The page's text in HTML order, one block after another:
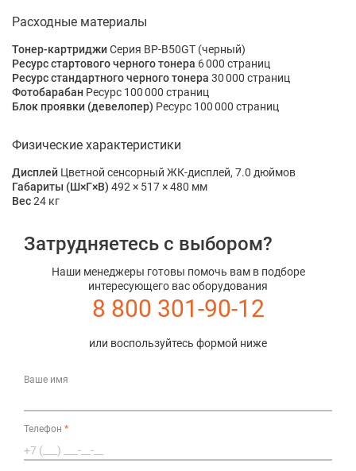
Расходные материалы
Тонер-картриджиСерия BP-B50GT (черный)
Ресурс стартового черного тонера 6 000 страниц
Ресурс стандартного черного тонера 30 000 страниц
Фотобарабан Ресурс 100 000 страниц
Блок проявки (девелопер) Ресурс 100 000 страниц
Физические характеристики
Дисплей Цветной сенсорный ЖК-дисплей, 7.0 дюймов
Габариты (Ш×Г×В) 492 × 517 × 480 мм
Вес24 кг
Затрудняетесь с выбором?
Наши менеджеры готовы помочь вам в подборе
интересующего вас оборудования
8 800 301-90-12
или воспользуйтесь формой ниже
Ваше имя
Телефон *